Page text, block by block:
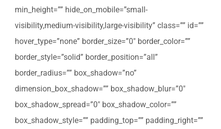
min_height=”” hide_on_mobile=”small-
visibility,medium-visibility,large-visibility” class=”” id=””
hover_type=”none” border_size=”0″ border_color=””
border_style=”solid” border_position=”all”
border_radius=”” box_shadow=”no”
dimension_box_shadow=”” box_shadow_blur=”0″
box_shadow_spread=”0″ box_shadow_color=””
box_shadow_style=”” padding_top=”” padding_right=””